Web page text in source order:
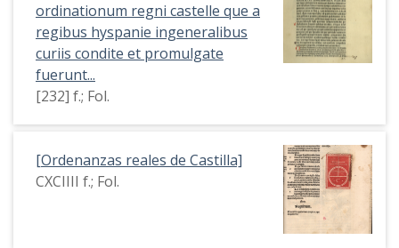
ordinationum regni castelle que a
regibus hyspanie ingeneralibus
curiis condite et promulgate
fuerunt...
[232] f.; Fol.
[Ordenanzas reales de Castilla]
CXCIIII f.; Fol.